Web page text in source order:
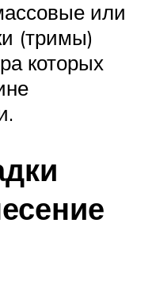
или
(тримы)
которых